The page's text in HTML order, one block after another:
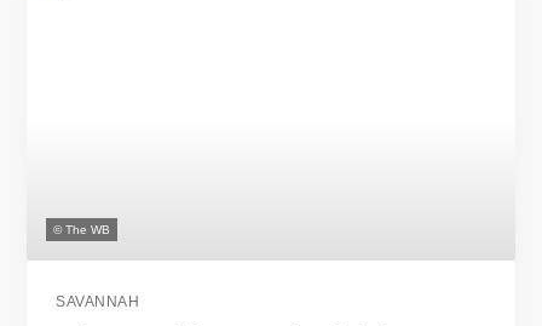
© The WB
SAVANNAH